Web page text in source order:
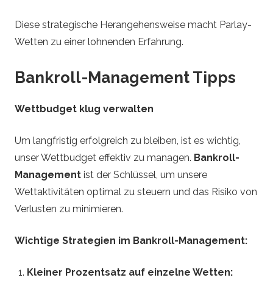
Diese strategische Herangehensweise macht Parlay-
Wetten zu einer lohnenden Erfahrung.
Bankroll-Management Tipps
Wettbudget klug verwalten
Um langfristig erfolgreich zu bleiben, ist es wichtig,
unser Wettbudget effektiv zu managen. Bankroll-
Management ist der Schlüssel, um unsere
Wettaktivitäten optimal zu steuern und das Risiko von
Verlusten zu minimieren.
Wichtige Strategien im Bankroll-Management:
Kleiner Prozentsatz auf einzelne Wetten: